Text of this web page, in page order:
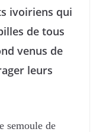
ivoiriens qui
de tous
venus de
leurs
semoule de